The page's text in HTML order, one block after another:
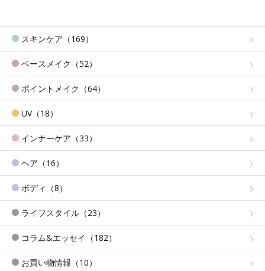
スキンケア（169）
ベースメイク（52）
ポイントメイク（64）
UV（18）
インナーケア（33）
ヘア（16）
ボディ（8）
ライフスタイル（23）
コラム&エッセイ（182）
お買い物情報（10）